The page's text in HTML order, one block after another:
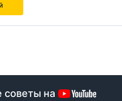
советы на